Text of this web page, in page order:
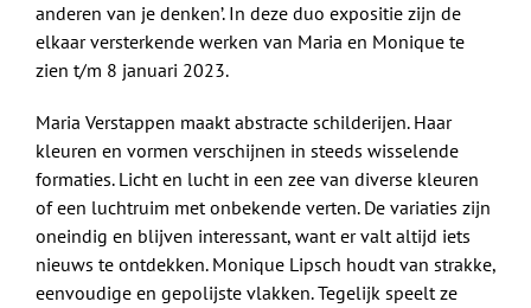
anderen van je denken’. In deze duo expositie zijn de
elkaar versterkende werken van Maria en Monique te
zien t/m 8 januari 2023.
Maria Verstappen maakt abstracte schilderijen. Haar
kleuren en vormen verschijnen in steeds wisselende
formaties. Licht en lucht in een zee van diverse kleuren
of een luchtruim met onbekende verten. De variaties zijn
oneindig en blijven interessant, want er valt altijd iets
nieuws te ontdekken. Monique Lipsch houdt van strakke,
eenvoudige en gepolijste vlakken. Tegelijk speelt ze